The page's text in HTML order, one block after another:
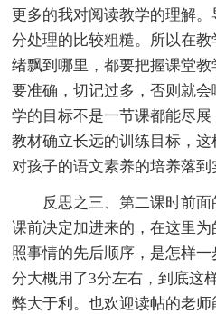
更多的我对阅读教学的理解
分处理的比较粗糙。所以在
绪飘到哪里，都要把握课堂
要准确，切记过多，否则就
学的目标不是一节课都能尽
教材确立长远的训练目标，
对孩子的语文素养的培养落到
反思之三、第二课时前面
课前决定加进来的，在这里
照事情的先后顺序，是怎样
分大概用了3分左右，到底这
弊大于利。也欢迎读帖的老师